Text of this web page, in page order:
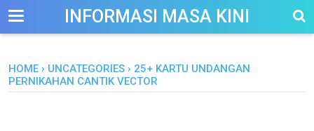
--> INFORMASI MASA KINI
HOME › UNCATEGORIES › 25+ KARTU UNDANGAN
PERNIKAHAN CANTIK VECTOR